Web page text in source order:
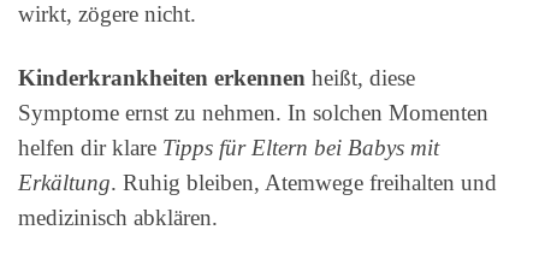
wirkt, zögere nicht.
Kinderkrankheiten erkennen heißt, diese
Symptome ernst zu nehmen. In solchen Momenten
helfen dir klare Tipps für Eltern bei Babys mit
Erkältung. Ruhig bleiben, Atemwege freihalten und
medizinisch abklären.